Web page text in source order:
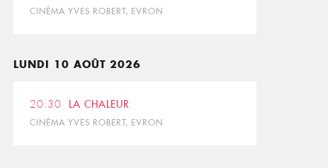
CINÉMA YVES ROBERT, EVRON
LUNDI 10 AOÛT 2026
20:30 LA CHALEUR
CINÉMA YVES ROBERT, EVRON